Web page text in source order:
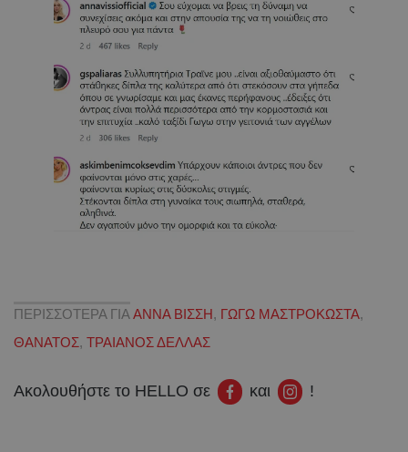
ΠΕΡΙΣΣΟΤΕΡΑ ΓΙΑΑΝΝΑ ΒΙΣΣΗ, ΓΩΓΩ ΜΑΣΤΡΟΚΩΣΤΑ,
ΘΑΝΑΤΟΣ, ΤΡΑΙΑΝΟΣ ΔΕΛΛΑΣ
Ακολουθήστε το HELLO σε και !